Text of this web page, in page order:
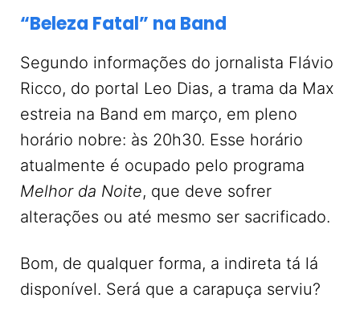
“Beleza Fatal” na Band
Segundo informações do jornalista Flávio
Ricco, do portal Leo Dias, a trama da Max
estreia na Band em março, em pleno
horário nobre: às 20h30. Esse horário
atualmente é ocupado pelo programa
Melhor da Noite, que deve sofrer
alterações ou até mesmo ser sacrificado.
Bom, de qualquer forma, a indireta tá lá
disponível. Será que a carapuça serviu?